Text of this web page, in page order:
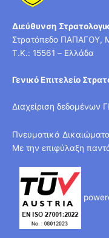
Διεύθυνση
Στρατόπεδο ΠΑΠΑΓΟΥ,
T.K.: 15561 – Ελλάδα
Γενικό Επιτελείο
Διαχείριση δεδομένων
Πνευματικά
Με την επιφύλαξη